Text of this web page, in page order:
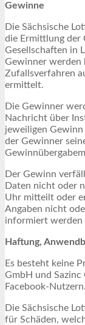
Gewinne
Die Sächsische
die Ermittlung der
Gesellschaften in
Gewinner werden
Zufallsverfahren
ermittelt.
Die Gewinner
Nachricht über
jeweiligen
der Gewinner
Der Gewinn
Daten nicht oder
Uhr mitteilt oder
Angaben nicht
informiert werden
Haftung,
Es besteht keine
GmbH und
Facebook-Nutzern.
Die Sächsische
für Schäden,